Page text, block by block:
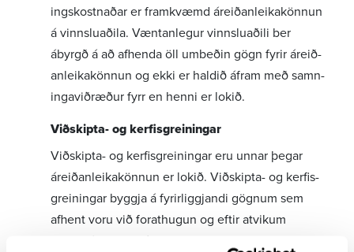
ings­kostn­aðar er fram­kvæmd áreið­an­leika­könnun
á vinnslu­að­ila. Vænt­an­legur vinnslu­aðili ber
ábyrgð á að afhenda öll umbeðin gögn fyrir áreið­
an­leika­könnun og ekki er haldið áfram með samn­
inga­við­ræður fyrr en henni er lokið.
Viðskipta- og kerf­is­grein­ingar
Viðskipta- og kerf­is­grein­ingar eru unnar þegar
áreið­an­leika­könnun er lokið. Viðskipta- og kerf­is­
grein­ingar byggja á fyrir­liggj­andi gögnum sem
afhent voru við forat­hugun og eftir atvikum
uppfærðum upplýs­ingum. Umsækj­andi ber